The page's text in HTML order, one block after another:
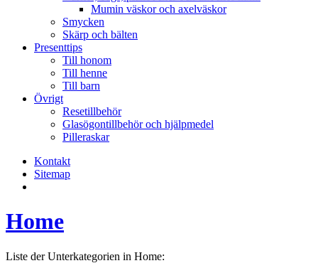
Mumin väskor och axelväskor
Smycken
Skärp och bälten
Presenttips
Till honom
Till henne
Till barn
Övrigt
Resetillbehör
Glasögontillbehör och hjälpmedel
Pilleraskar
Kontakt
Sitemap
Home
Liste der Unterkategorien in Home: